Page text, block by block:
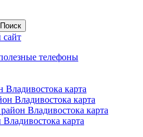
телефоны
карта
Владивостока карта
Владивостока карта
карта